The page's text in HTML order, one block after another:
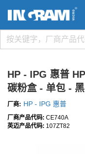
HP - IPG 惠普
碳粉盒 - 单包 -
厂商: HP - IPG 惠普
厂商产品代码: CE740A
英迈产品代码: 107ZT82